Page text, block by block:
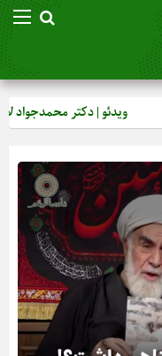
ویدئو | دکتر محمدجواد